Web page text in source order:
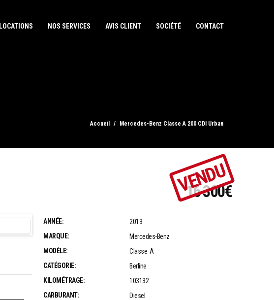
LOCATIONS NOS SERVICES AVIS CLIENT SOCIÉTÉ CONTACT
Accueil Mercedes-Benz Classe A 200 CDI Urban
16 300€
VENDU
ANNÉE:
2013
MARQUE:
Mercedes-Benz
MODÈLE:
Classe A
CATÉGORIE:
Berline
KILOMÉTRAGE:
103132
CARBURANT:
Diesel